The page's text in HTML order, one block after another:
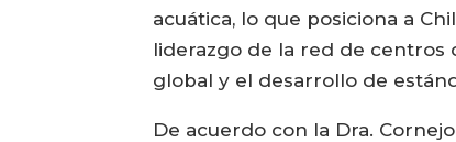
acuática, lo que posiciona a
liderazgo de la red de centros
global y el desarrollo de
De acuerdo con la Dra.